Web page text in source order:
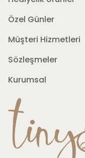
Özel Günler
Müşteri Hizmetleri
Sözleşmeler
Kurumsal